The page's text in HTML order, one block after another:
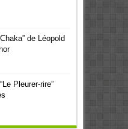
de Léopold
Pleurer-rire”